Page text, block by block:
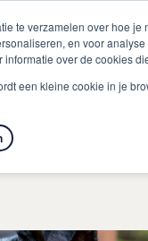
te verzamelen over hoe je
en voor
over de cookies
een kleine cookie in je
Over